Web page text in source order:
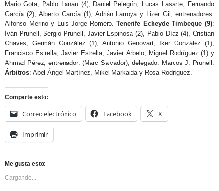
Mario Gota, Pablo Lanau (4), Daniel Pelegrín, Lucas Lasarte, Fernando
García (2), Alberto García (1), Adrián Larroya y Lizer Gil; entrenadores:
Alfonso Merino y Luis Jorge Romero.Tenerife Echeyde Timbeque (9):
Iván Prunell, Sergio Prunell, Javier Espinosa (2), Pablo Díaz (4), Cristian
Chaves, Germán González (1), Antonio Genovart, Iker González (1),
Francisco Estrella, Javier Estrella, Javier Arbelo, Miguel Rodríguez (1) y
Ahmad Pérez; entrenador: (Marc Salvador), delegado: Marcos J. Prunell.
Árbitros: Abel Ángel Martínez, Mikel Markaida y Rosa Rodríguez.
Comparte esto:
Correo electrónico Facebook X
Imprimir
Me gusta esto:
Cargando...